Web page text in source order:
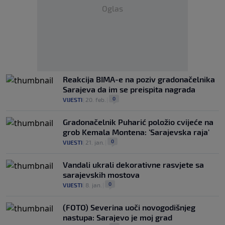
Oglas
Reakcija BIMA-e na poziv gradonačelnika
Sarajeva da im se preispita nagrada
VIJESTI 20. feb. 0
Gradonačelnik Puharić položio cvijeće na
grob Kemala Montena: 'Sarajevska raja'
VIJESTI 21. jan. 0
Vandali ukrali dekorativne rasvjete sa
sarajevskih mostova
VIJESTI 8. jan. 0
(FOTO) Severina uoči novogodišnjeg
nastupa: Sarajevo je moj grad